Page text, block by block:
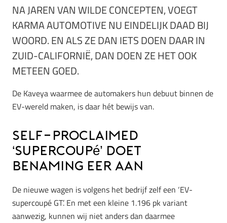
NA JAREN VAN WILDE CONCEPTEN, VOEGT
KARMA AUTOMOTIVE NU EINDELIJK DAAD BIJ
WOORD. EN ALS ZE DAN IETS DOEN DAAR IN
ZUID-CALIFORNIË, DAN DOEN ZE HET OOK
METEEN GOED.
De Kaveya waarmee de automakers hun debuut binnen de
EV-wereld maken, is daar hét bewijs van.
Self-proclaimed
‘supercoupé’ doet
benaming eer aan
De nieuwe wagen is volgens het bedrijf zelf een ‘EV-
supercoupé GT’. En met een kleine 1.196 pk variant
aanwezig, kunnen wij niet anders dan daarmee